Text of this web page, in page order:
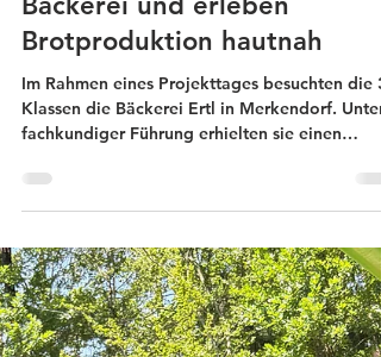
27. Aug. 2025 1 Min. Lesezeit
SchülerInnen besuchen
Bäckerei und erleben